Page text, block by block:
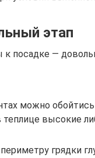
этап
к посадке —
можно
теплице высокие
грядки